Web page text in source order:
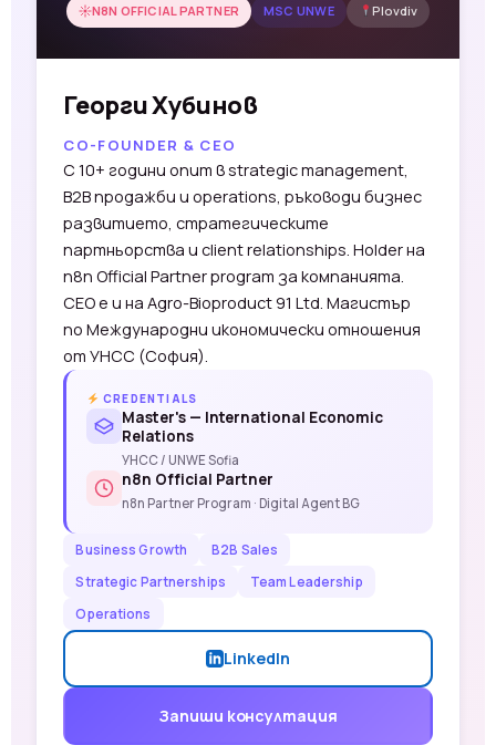
N8N OFFICIAL PARTNER MSC UNWE Plovdiv
Георги Хубинов
CO-FOUNDER & CEO
С 10+ години опит в strategic management,
B2B продажби и operations, ръководи бизнес
развитието, стратегическите
партньорства и client relationships. Holder на
n8n Official Partner program за компанията.
CEO е и на Agro-Bioproduct 91 Ltd. Магистър
по Международни икономически отношения
от УНСС (София).
CREDENTIALS
Master's — International Economic
Relations
УНСС / UNWE Sofia
n8n Official Partner
n8n Partner Program · Digital Agent BG
Business Growth
B2B Sales
Strategic Partnerships
Team Leadership
Operations
LinkedIn
Запиши консултация